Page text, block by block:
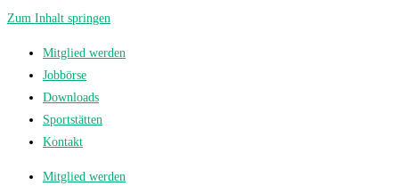
Zum Inhalt springen
Mitglied werden
Jobbörse
Downloads
Sportstätten
Kontakt
Mitglied werden